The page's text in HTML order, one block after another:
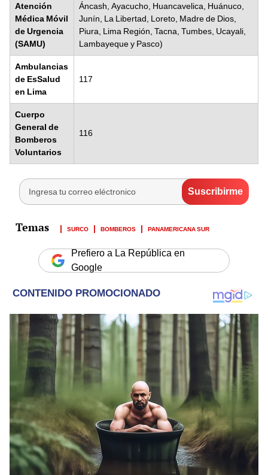
Atención
Médica Móvil
de Urgencia
(SAMU)
Áncash, Ayacucho, Huancavelica, Huánuco,
Junín, La Libertad, Loreto, Madre de Dios,
Piura, Lima Región, Tacna, Tumbes, Ucayali,
Lambayeque y Pasco)
Ambulancias
de EsSalud
en Lima
117
Cuerpo
General de
Bomberos
Voluntarios
116
SURCO BOMBEROS PANAMERICANA SUR
Prefiero a La República en
Google